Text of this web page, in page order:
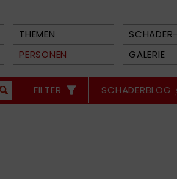
THEMEN
PERSONEN GALERIE
FILTER SCHADERBLOG